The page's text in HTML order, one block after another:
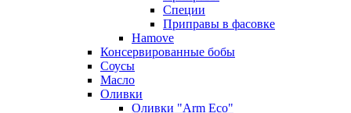
Специи
Приправы в фасовке
Hamove
Консервированные бобы
Соусы
Масло
Оливки
Оливки "Arm Eco"